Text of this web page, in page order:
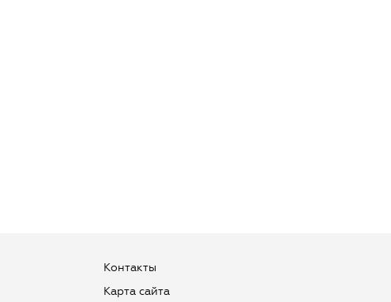
Контакты
Карта сайта